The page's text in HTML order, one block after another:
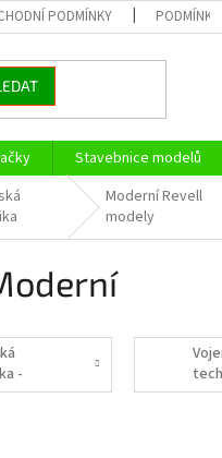
PODMÍNKY
Stavebnice modelů
Moderní Revell
modely
-
- 1:72